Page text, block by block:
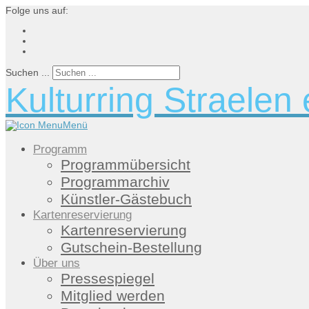
Folge uns auf:
Suchen ...
Kulturring Straelen
Menü
Programm
Programmübersicht
Programmarchiv
Künstler-Gästebuch
Kartenreservierung
Kartenreservierung
Gutschein-Bestellung
Über uns
Pressespiegel
Mitglied werden